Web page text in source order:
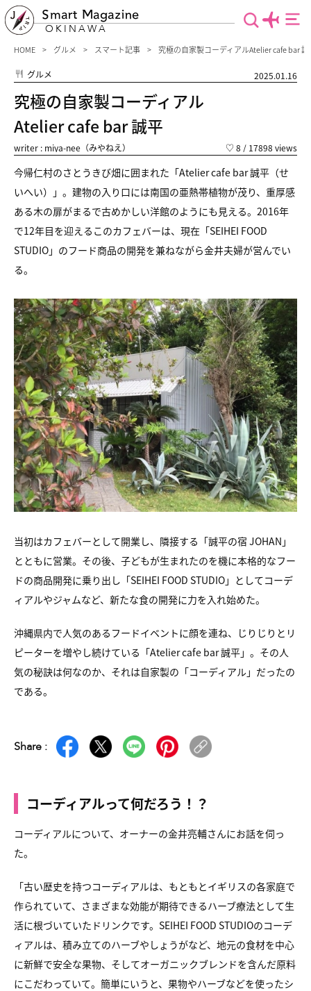
Smart Magazine
OKINAWA
HOME グルメ スマート記事 究極の自家製コーディアルAtelier cafe bar 誠
グルメ 2025.01.16
究極の自家製コーディアル
Atelier cafe bar 誠平
writer : miya-nee（みやねえ） ♡ 8 / 17898 views
今帰仁村のさとうきび畑に囲まれた「Atelier cafe bar 誠平（せ
いへい）」。建物の入り口には南国の亜熱帯植物が茂り、重厚感
ある木の扉がまるで古めかしい洋館のようにも見える。2016年
で12年目を迎えるこのカフェバーは、現在「SEIHEI FOOD
STUDIO」のフード商品の開発を兼ねながら金井夫婦が営んでい
る。
当初はカフェバーとして開業し、隣接する「誠平の宿 JOHAN」
とともに営業。その後、子どもが生まれたのを機に本格的なフー
ドの商品開発に乗り出し「SEIHEI FOOD STUDIO」としてコーデ
ィアルやジャムなど、新たな食の開発に力を入れ始めた。
沖縄県内で人気のあるフードイベントに顔を連ね、じりじりとリ
ピーターを増やし続けている「Atelier cafe bar 誠平」。その人
気の秘訣は何なのか、それは自家製の「コーディアル」だったの
である。
Share :
コーディアルって何だろう！？
コーディアルについて、オーナーの金井亮輔さんにお話を伺っ
た。
「古い歴史を持つコーディアルは、もともとイギリスの各家庭で
作られていて、さまざまな効能が期待できるハーブ療法として生
活に根づいていたドリンクです。SEIHEI FOOD STUDIOのコーデ
ィアルは、積み立てのハーブやしょうがなど、地元の食材を中心
に新鮮で安全な果物、そしてオーガニックブレンドを含んだ原料
にこだわっていて。簡単にいうと、果物やハーブなどを使ったシ